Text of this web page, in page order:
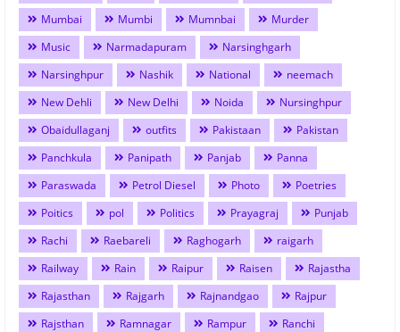
Mumbai
Mumbi Mumnbai
Murder
Music
Narmadapuram
Narsinghgarh
Narsinghpur
Nashik National
neemach
New Dehli
New Delhi Noida
Nursinghpur
Obaidullaganj
outfits Pakistaan
Pakistan
Panchkula
Panipath Panjab
Panna
Paraswada
Petrol Diesel Photo
Poetries
Poitics
pol Politics Prayagraj
Punjab
Rachi
Raebareli Raghogarh
raigarh
Railway
Rain Raipur Raisen
Rajastha
Rajasthan
Rajgarh Rajnandgao
Rajpur
Rajsthan
Ramnagar Rampur
Ranchi